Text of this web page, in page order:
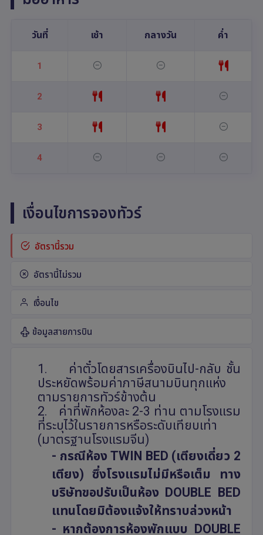
วันที่ เช้า กลางวัน ค่ำ
1
2
3
4
เงื่อนไขการจองทัวร์
อัตรานี้รวม
อัตรานี้ไม่รวม
เงื่อนไข
ข้อมูลสายการบิน
1.
ค่าตั๋วโดยสารเครื่องบินไป-กลับ ชั้น
ประหยัดพร้อมค่าภาษีสนามบินทุกแห่ง
ตามรายการทัวร์ข้างต้น
2.
ค่าที่พักห้องละ 2-3 ท่าน ตามโรงแรม
ที่ระบุไว้ในรายการหรือระดับเทียบเท่า
(มาตรฐานโรงแรมจีน)
- กรณีห้องTWIN BED (เตียงเดี่ยว 2
เตียง) ซึ่งโรงแรมไม่มีหรือเต็ม ทาง
บริษัทขอปรับเป็นห้อง DOUBLE BED
แทนโดยมิต้องแจ้งให้ทราบล่วงหน้า
- หากต้องการห้องพักแบบ DOUBLE